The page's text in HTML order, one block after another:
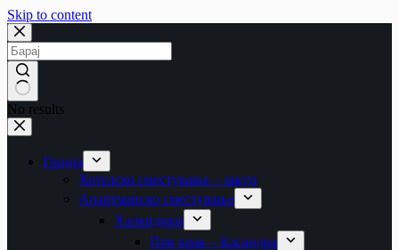
Skip to content
No results
Грција
Хотелско сместување – закуп
Апартманско сместување
Халкидики
Прв крак – Касандра